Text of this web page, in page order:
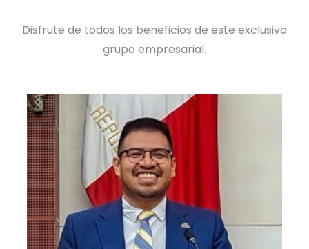
Disfrute de todos los beneficios de este exclusivo
grupo empresarial.